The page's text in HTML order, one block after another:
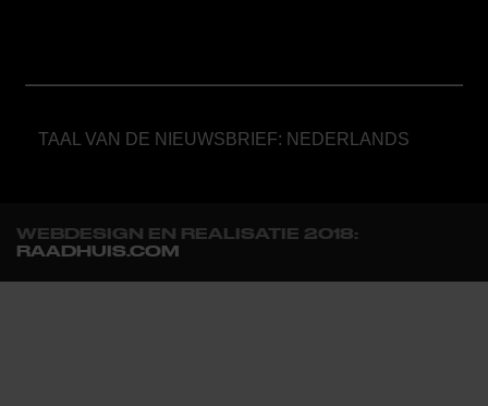
TAAL VAN DE NIEUWSBRIEF: NEDERLANDS
WEBDESIGN EN REALISATIE 2018:
RAADHUIS.COM